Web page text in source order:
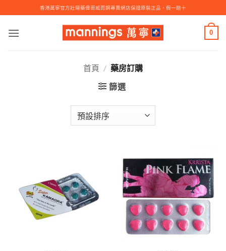
to
content
香港萬寧官方壯陽藥偉哥威而鋼專賣網店保證原裝正品，假一賠十
0
首頁 / 藥房訂購
篩選